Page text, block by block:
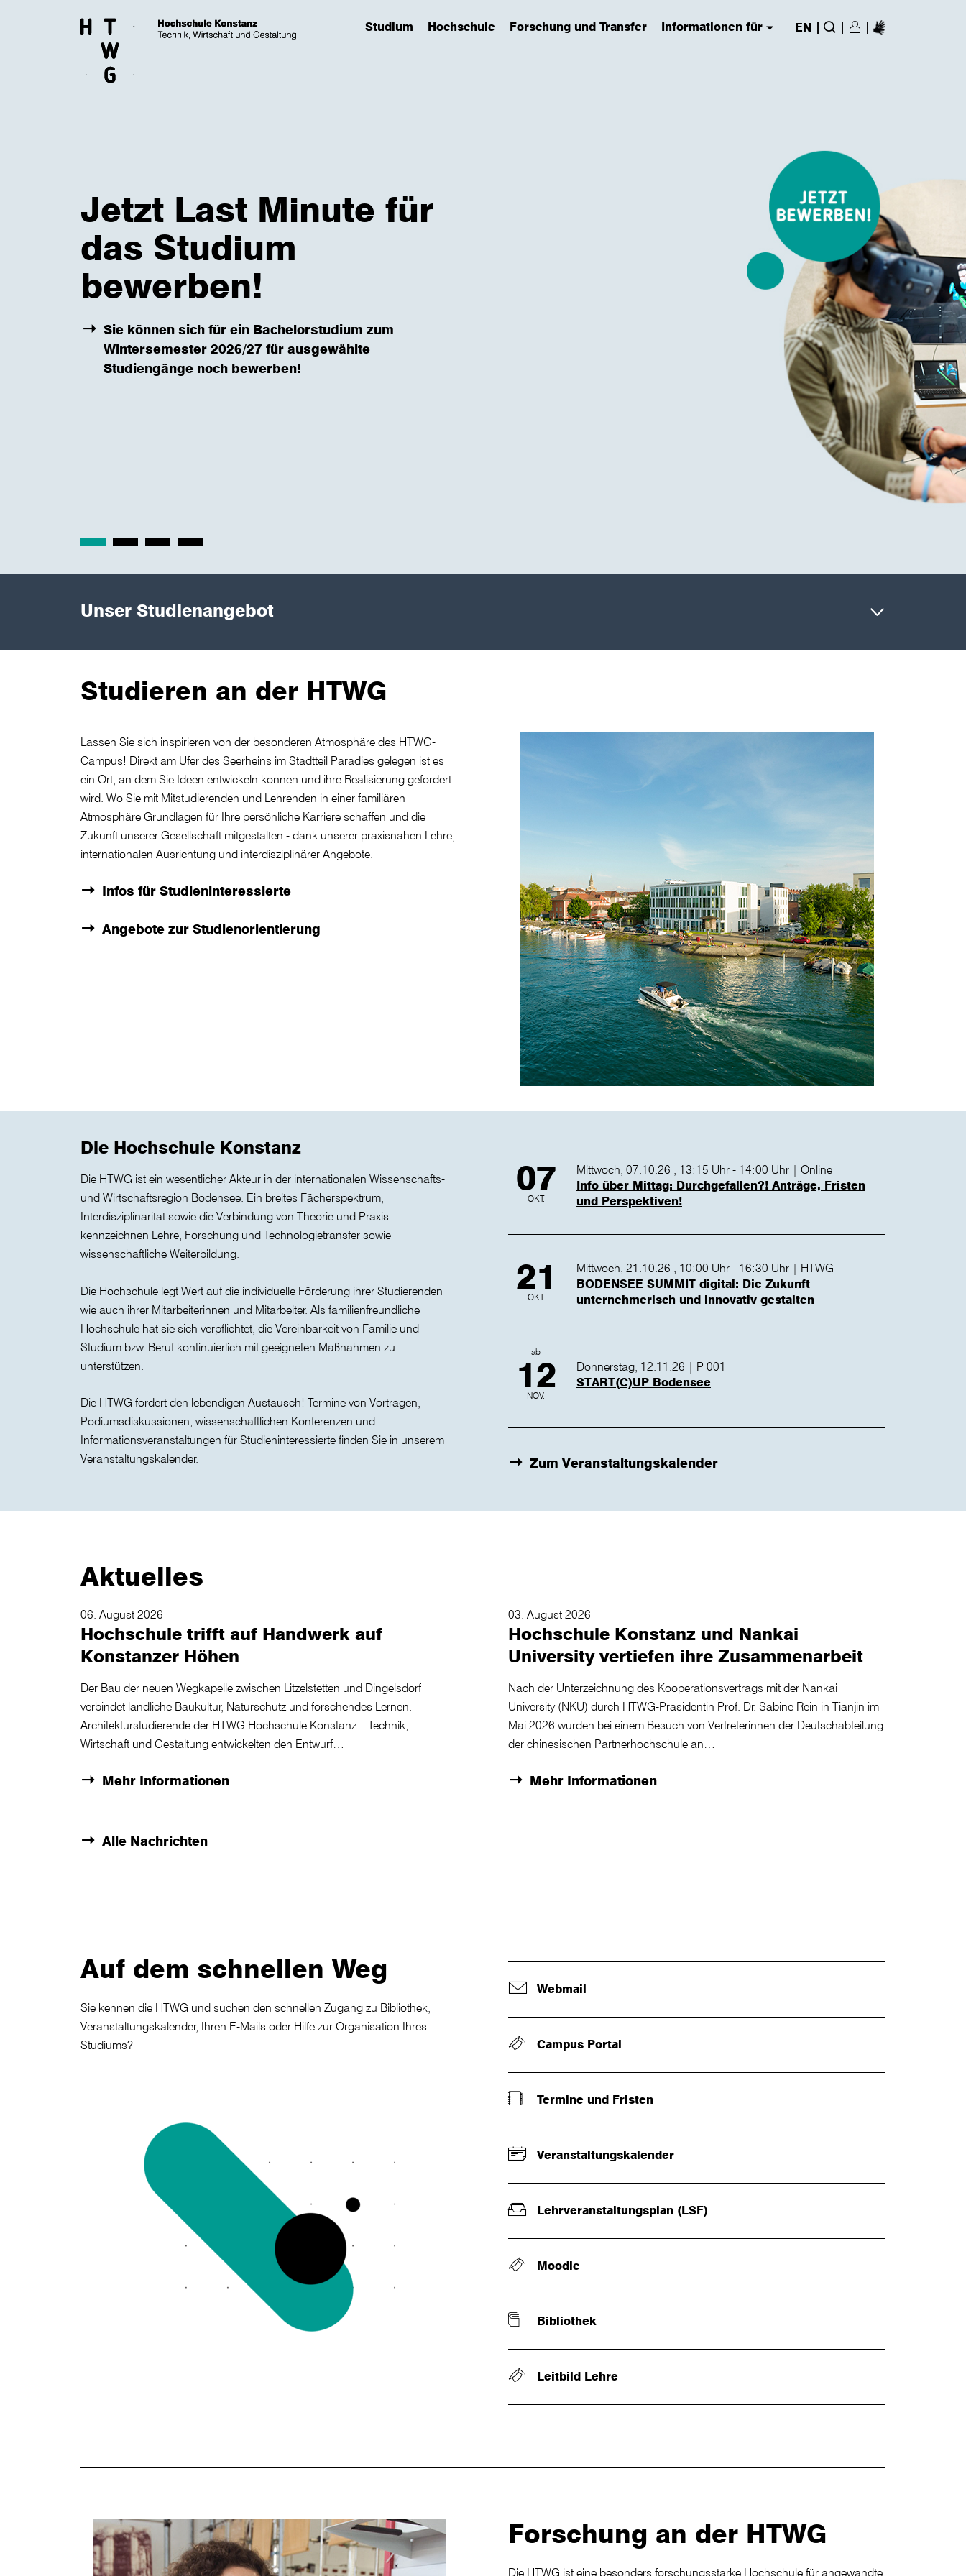
Studium
(has submenu)Hochschule
(has submenu)Forschung und Transfer
(has submenu) Informationen für
(has submenu) EN | Suche
| Login/Register
|
Jetzt Last Minute für
das Studium
bewerben!
Sie können sich für ein Bachelorstudium zum
Wintersemester 2026/27 für ausgewählte
Studiengänge noch bewerben!
Unser Studienangebot
Studieren an der HTWG
Lassen Sie sich inspirieren von der besonderen Atmosphäre des HTWG-
Campus! Direkt am Ufer des Seerheins im Stadtteil Paradies gelegen ist es
ein Ort, an dem Sie Ideen entwickeln können und ihre Realisierung gefördert
wird. Wo Sie mit Mitstudierenden und Lehrenden in einer familiären
Atmosphäre Grundlagen für Ihre persönliche Karriere schaffen und die
Zukunft unserer Gesellschaft mitgestalten - dank unserer praxisnahen Lehre,
internationalen Ausrichtung und interdisziplinärer Angebote.
Infos für Studieninteressierte
Angebote zur Studienorientierung
Die Hochschule Konstanz
Die HTWG ist ein wesentlicher Akteur in der internationalen Wissenschafts-
und Wirtschaftsregion Bodensee. Ein breites Fächerspektrum,
Interdisziplinarität sowie die Verbindung von Theorie und Praxis
kennzeichnen Lehre, Forschung und Technologietransfer sowie
wissenschaftliche Weiterbildung.
Die Hochschule legt Wert auf die individuelle Förderung ihrer Studierenden
wie auch ihrer Mitarbeiterinnen und Mitarbeiter. Als familienfreundliche
Hochschule hat sie sich verpflichtet, die Vereinbarkeit von Familie und
Studium bzw. Beruf kontinuierlich mit geeigneten Maßnahmen zu
unterstützen.
Die HTWG fördert den lebendigen Austausch! Termine von Vorträgen,
Podiumsdiskussionen, wissenschaftlichen Konferenzen und
Informationsveranstaltungen für Studieninteressierte finden Sie in unserem
Veranstaltungskalender.
07
OKT.
Mittwoch, 07.10.26 , 13:15 Uhr - 14:00 Uhr | Online
Info über Mittag: Durchgefallen?! Anträge, Fristen
und Perspektiven!
21
OKT.
Mittwoch, 21.10.26 , 10:00 Uhr - 16:30 Uhr | HTWG
BODENSEE SUMMIT digital: Die Zukunft
unternehmerisch und innovativ gestalten
ab
12
NOV.
Donnerstag, 12.11.26 | P 001
START(C)UP Bodensee
Zum Veranstaltungskalender
Aktuelles
06. August 2026
Hochschule trifft auf Handwerk auf
Konstanzer Höhen
Der Bau der neuen Wegkapelle zwischen Litzelstetten und Dingelsdorf
verbindet ländliche Baukultur, Naturschutz und forschendes Lernen.
Architekturstudierende der HTWG Hochschule Konstanz – Technik,
Wirtschaft und Gestaltung entwickelten den Entwurf…
Mehr Informationen
03. August 2026
Hochschule Konstanz und Nankai
University vertiefen ihre Zusammenarbeit
Nach der Unterzeichnung des Kooperationsvertrags mit der Nankai
University (NKU) durch HTWG-Präsidentin Prof. Dr. Sabine Rein in Tianjin im
Mai 2026 wurden bei einem Besuch von Vertreterinnen der Deutschabteilung
der chinesischen Partnerhochschule an…
Mehr Informationen
Alle Nachrichten
Auf dem schnellen Weg
Sie kennen die HTWG und suchen den schnellen Zugang zu Bibliothek,
Veranstaltungskalender, Ihren E-Mails oder Hilfe zur Organisation Ihres
Studiums?
Webmail
Campus Portal
Termine und Fristen
Veranstaltungskalender
Lehrveranstaltungsplan (LSF)
Moodle
Bibliothek
Leitbild Lehre
Forschung an der HTWG
Die HTWG ist eine besonders forschungsstarke Hochschule für angewandte